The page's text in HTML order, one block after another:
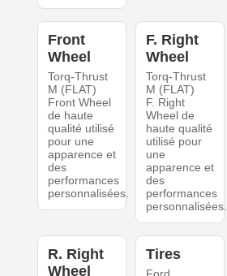
Front
Wheel
Torq-Thrust
M (FLAT)
Front Wheel
de haute
qualité utilisé
pour une
apparence et
des
performances
personnalisées.
F. Right
Wheel
Torq-Thrust
M (FLAT)
F. Right
Wheel de
haute qualité
utilisé pour
une
apparence et
des
performances
personnalisées.
R. Right
Wheel
Tires